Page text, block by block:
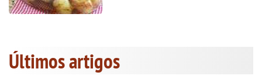
Últimos artigos